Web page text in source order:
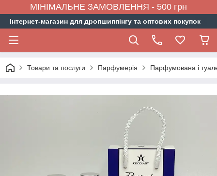
МІНІМАЛЬНЕ ЗАМОВЛЕННЯ - 500 грн
Інтернет-магазин для дропшиппінгу та оптових покупок
Товари та послуги Парфумерія Парфумована і